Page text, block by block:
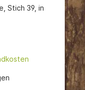
Stich 39, in